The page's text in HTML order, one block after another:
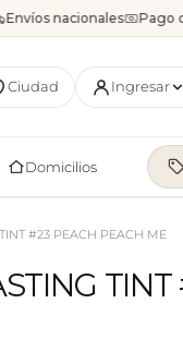
Envíos nacionales Pago
Ciudad Ingresar
Domicilios
#23 PEACH PEACH ME